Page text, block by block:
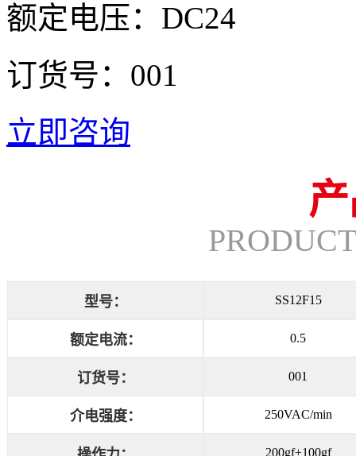
额定电压：DC24
订货号：001
立即咨询
型号： SS12F15
额定电流： 0.5
订货号： 001
介电强度： 250VAC/min
200gf±100gf